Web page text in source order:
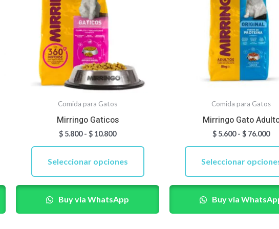
Comida para Gatos
Mirringo Gaticos
$ 5.800 - $ 10.800
Seleccionar opciones
variantes.
Las
opciones
se
pueden
elegir
en
la
página
de
producto
Buy via WhatsApp
Comida para Gatos
Mirringo Gato
$ 5.600 - $ 76.000
Seleccionar
variantes.
Las
opciones
se
en
la
página
de
producto
Buy via